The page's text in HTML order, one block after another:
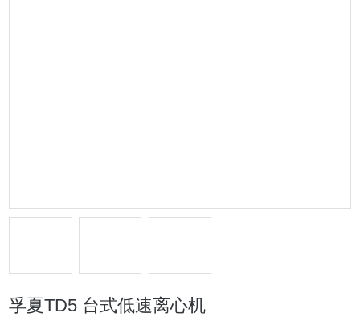
孚夏TD5 台式低速离心机